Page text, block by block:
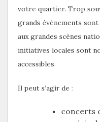
votre quartier. Trop
grands événements
aux grandes scènes
initiatives locales sont
accessibles.
Il peut s’agir de :
concerts